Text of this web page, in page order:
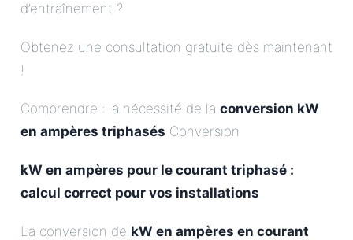
d’entraînement ?
Obtenez une consultation gratuite dès maintenant
!
Comprendre : la nécessité de la conversion kW
en ampères triphasés Conversion
kW en ampères pour le courant triphasé :
calcul correct pour vos installations
La conversion de kW en ampères en courant